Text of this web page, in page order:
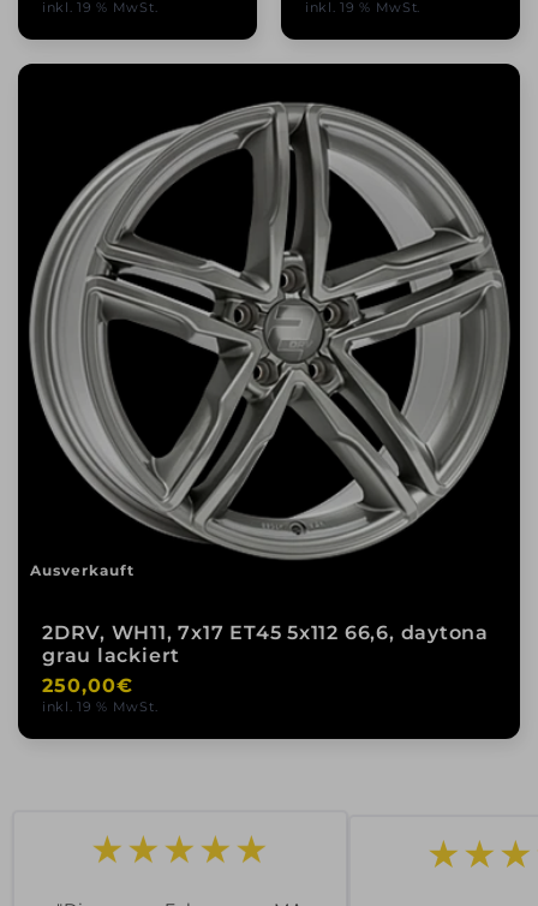
Preis
inkl. 19 % MwSt.
Preis
inkl. 19 % MwSt.
Ausverkauft
2DRV, WH11, 7x17 ET45 5x112 66,6, daytona
grau lackiert
Normaler
Preis
250,00€
inkl. 19 % MwSt.
★★★★★